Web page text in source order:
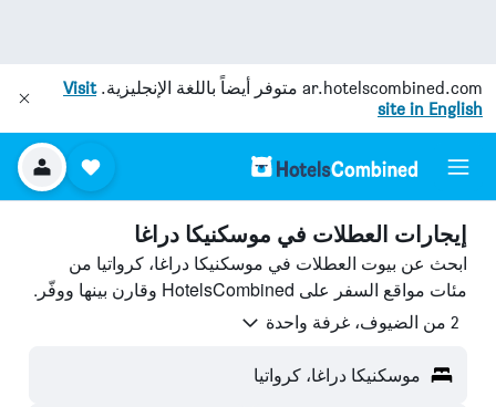
ar.hotelscombined.com متوفر أيضاً باللغة الإنجليزية.Visit
site in English
إيجارات العطلات في موسكنيكا دراغا
ابحث عن بيوت العطلات في موسكنيكا دراغا، كرواتيا من
مئات مواقع السفر على HotelsCombined وقارن بينها ووفّر.
2 من الضيوف، غرفة واحدة
موسكنيكا دراغا، كرواتيا